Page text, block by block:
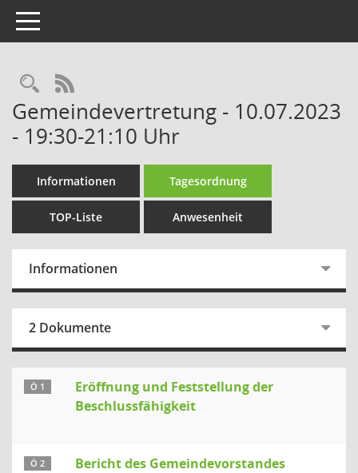
Toggle navigation
Rechercheauswahl
RSS-Feed
Gemeindevertretung - 10.07.2023
- 19:30-21:10 Uhr
Informationen Tagesordnung
TOP-Liste Anwesenheit
Informationen
2 Dokumente
Ö 1
Eröffnung und Feststellung der
Beschlussfähigkeit
Ö 2 Bericht des Gemeindevorstandes